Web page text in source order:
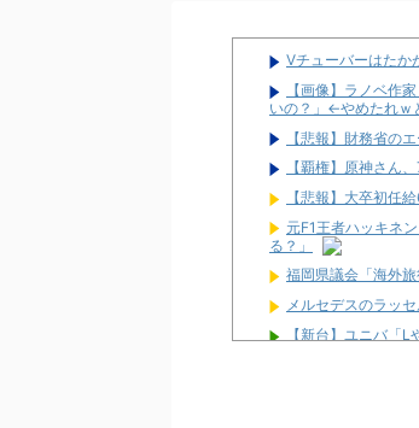
Vチューバーはたか
【画像】ラノベ作
いの？」←やめたれｗ
【悲報】財務省の
【覇権】原神さん
【悲報】大卒初
元F1王者ハッキネ
る？」
福岡県議会「海外
メルセデスのラッ
【新台】ユニバ「